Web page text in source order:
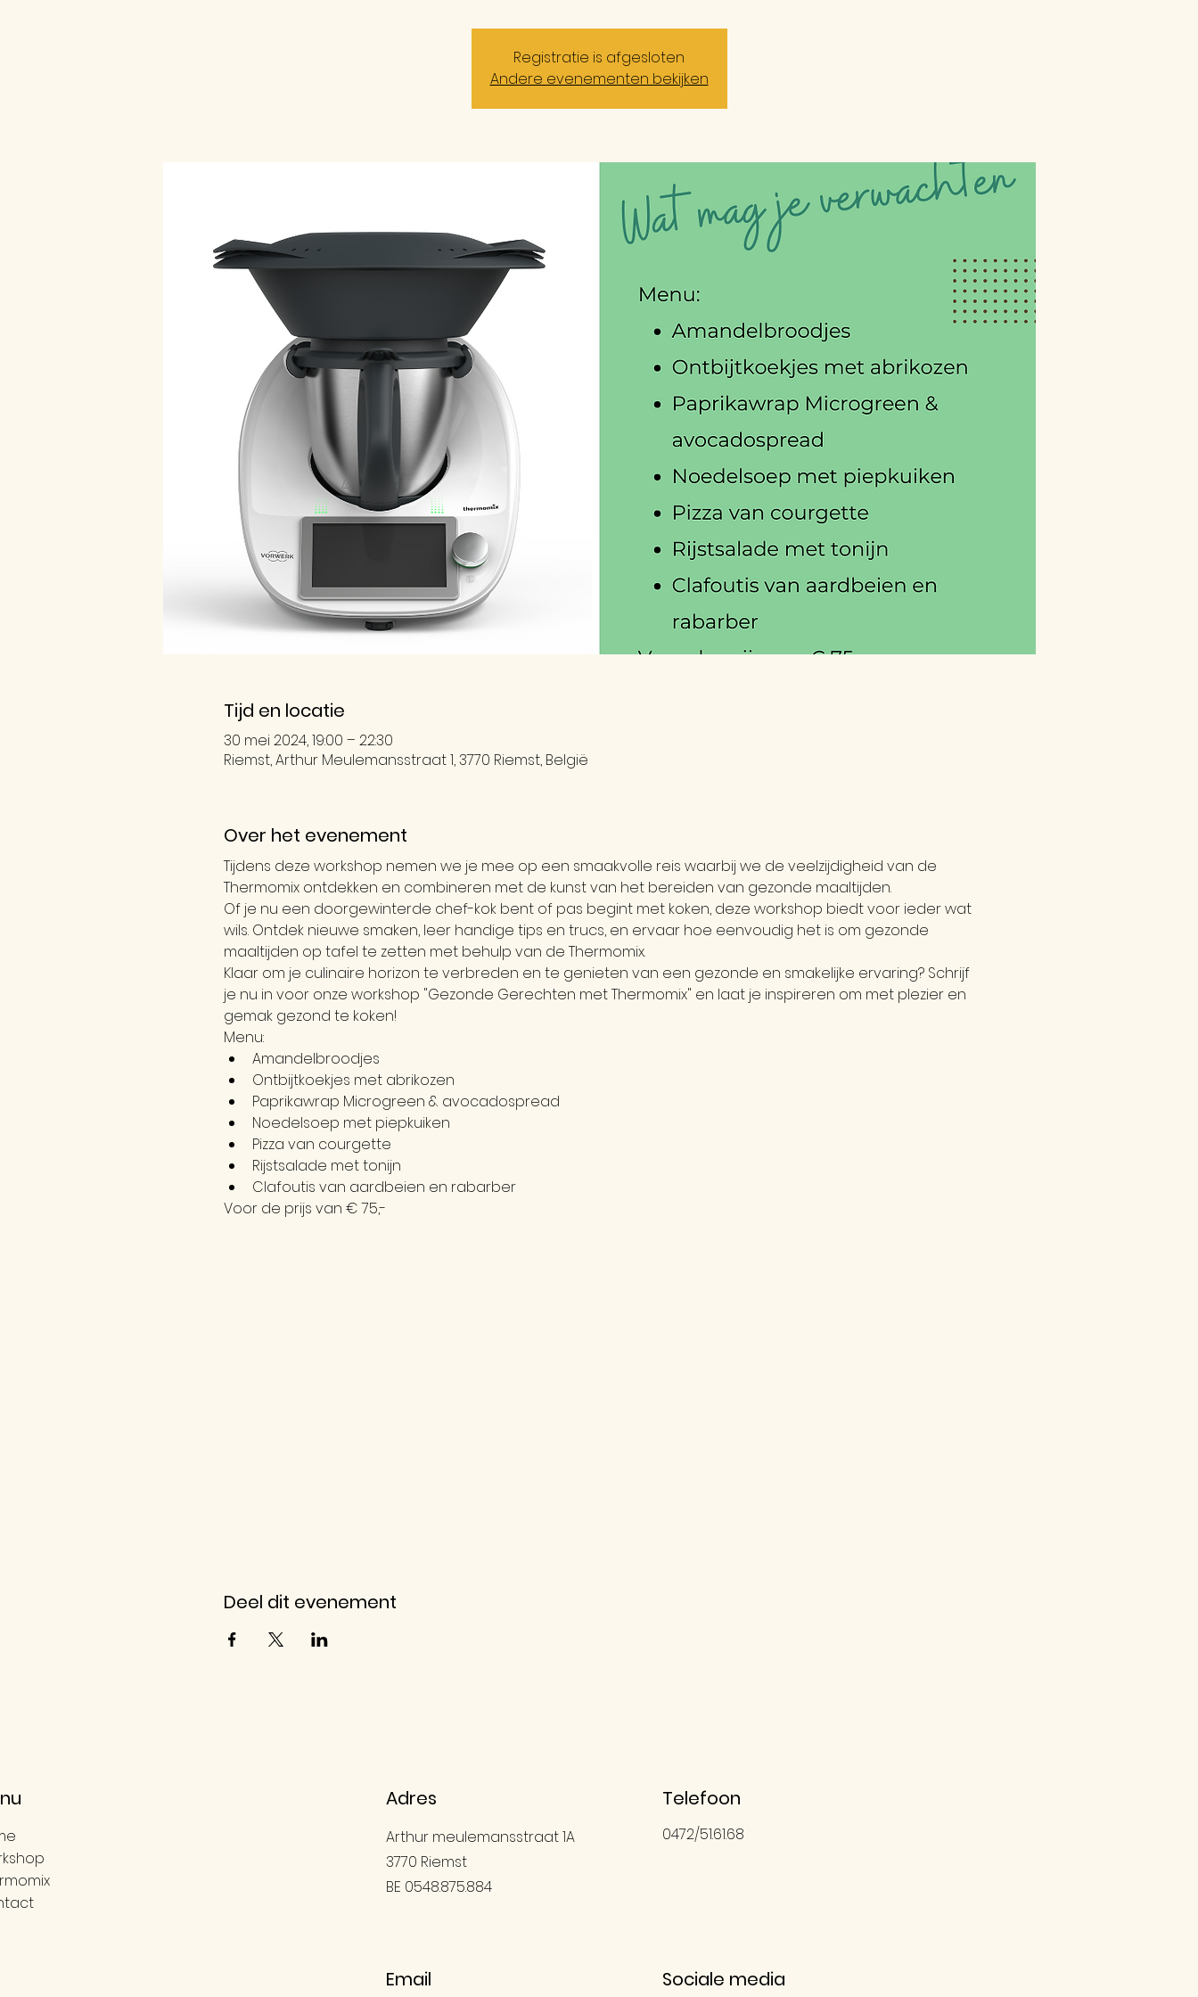
Registratie is afgesloten
Andere evenementen bekijken
Tijd en locatie
30 mei 2024, 19:00 – 22:30
Riemst, Arthur Meulemansstraat 1, 3770 Riemst, België
Over het evenement
Tijdens deze workshop nemen we je mee op een smaakvolle reis waarbij we de veelzijdigheid van de
Thermomix ontdekken en combineren met de kunst van het bereiden van gezonde maaltijden.
Of je nu een doorgewinterde chef-kok bent of pas begint met koken, deze workshop biedt voor ieder wat
wils. Ontdek nieuwe smaken, leer handige tips en trucs, en ervaar hoe eenvoudig het is om gezonde
maaltijden op tafel te zetten met behulp van de Thermomix.
Klaar om je culinaire horizon te verbreden en te genieten van een gezonde en smakelijke ervaring? Schrijf
je nu in voor onze workshop "Gezonde Gerechten met Thermomix" en laat je inspireren om met plezier en
gemak gezond te koken!
Menu:
Amandelbroodjes
Ontbijtkoekjes met abrikozen
Paprikawrap Microgreen & avocadospread
Noedelsoep met piepkuiken
Pizza van courgette
Rijstsalade met tonijn
Clafoutis van aardbeien en rabarber
Voor de prijs van € 75,-
Deel dit evenement
Adres
Arthur meulemansstraat 1A
3770 Riemst
BE 0548.875.884
Email
Telefoon
0472/51.61.68
Sociale media